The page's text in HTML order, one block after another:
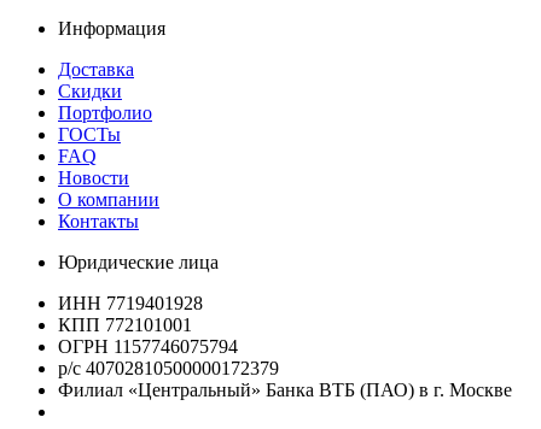
Информация
Доставка
Скидки
Портфолио
ГОСТы
FAQ
Новости
О компании
Контакты
Юридические лица
ИНН 7719401928
КПП 772101001
ОГРН 1157746075794
р/с 40702810500000172379
Филиал «Центральный» Банка ВТБ (ПАО) в г. Москве